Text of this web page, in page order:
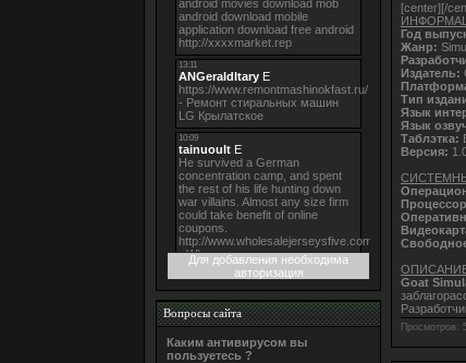
Для добавления необходима
авторизация
Вопросы сайта
Каким антивирусом вы
пользуетесь ?
[center][/
Год
Жанр:
Издатель:
Тип
Язык
Язык
Таблэтка:
Версия:
Goat
Просмотров: